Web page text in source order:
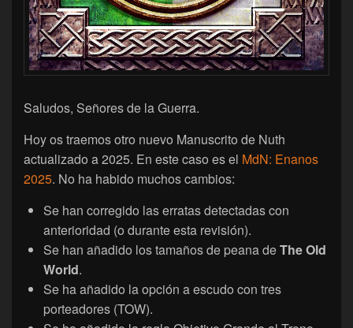
Saludos, Señores de la Guerra.
Hoy os traemos otro nuevo Manuscrito de Nuth
actualizado a 2025. En este caso es el MdN: Enanos
2025. No ha habido muchos cambios:
Se han corregido las erratas detectadas con
anterioridad (o durante esta revisión).
Se han añadido los tamaños de peana deThe Old
World.
Se ha añadido la opción a escudo con tres
porteadores (TOW).